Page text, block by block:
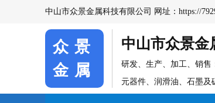
中山市众景金属科技有限公司 网址： https://
众景
金属
中山市众景金
研发、生产、加工、销售
元器件、润滑油、石墨